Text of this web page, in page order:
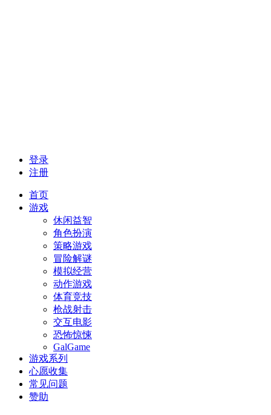
登录
注册
首页
游戏
休闲益智
角色扮演
策略游戏
冒险解谜
模拟经营
动作游戏
体育竞技
枪战射击
交互电影
恐怖惊悚
GalGame
游戏系列
心愿收集
常见问题
赞助